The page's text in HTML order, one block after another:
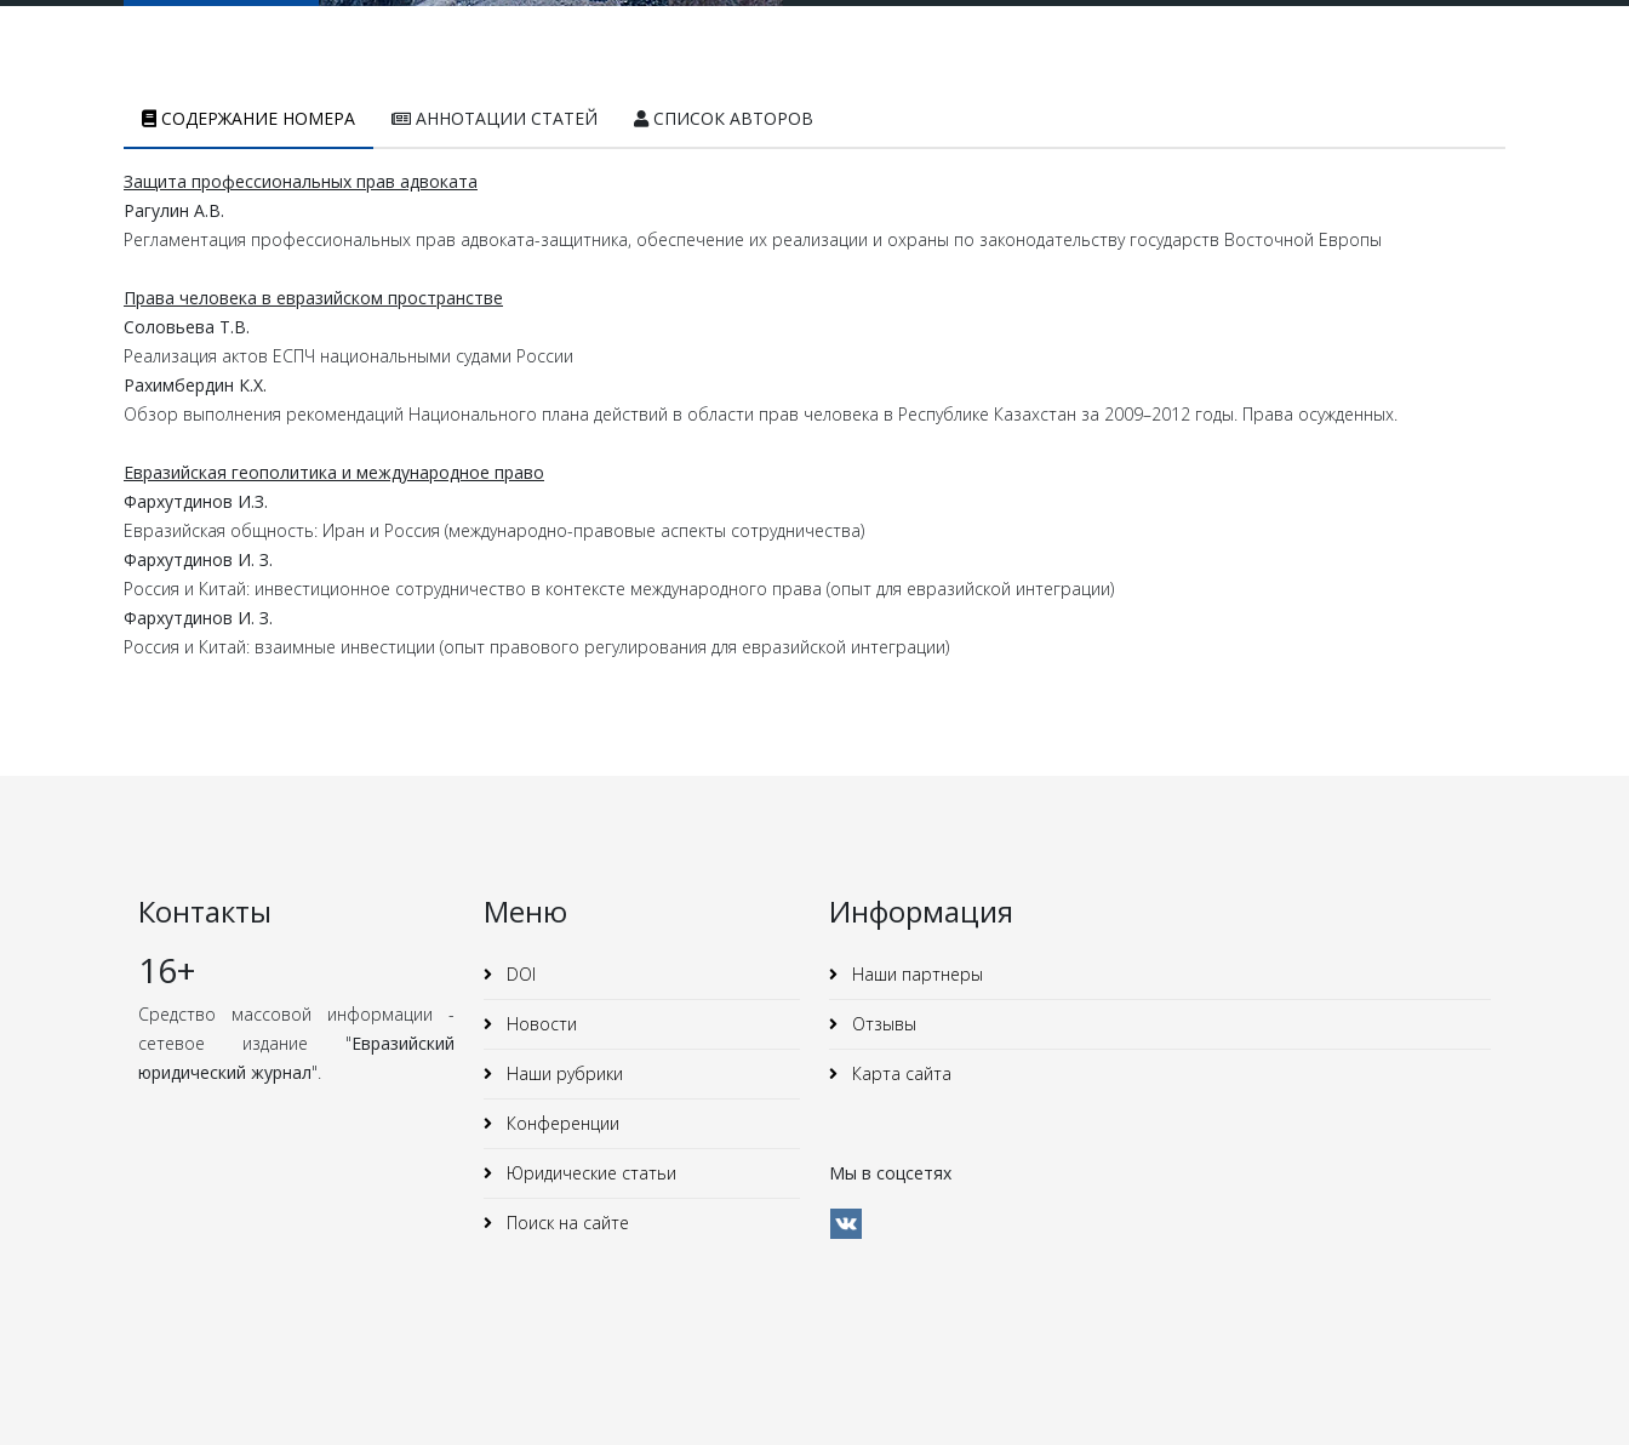
СОДЕРЖАНИЕ НОМЕРА АННОТАЦИИ СТАТЕЙ СПИСОК АВТОРОВ
Защита профессиональных прав адвоката
Рагулин А.В.
Регламентация профессиональных прав адвоката-защитника, обеспечение их реализации и охраны по законодательству государств Восточной Европы
Права человека в евразийском пространстве
Соловьева Т.В.
Реализация актов ЕСПЧ национальными судами России
Рахимбердин К.Х.
Обзор выполнения рекомендаций Национального плана действий в области прав человека в Республике Казахстан за 2009–2012 годы. Права осужденных.
Евразийская геополитика и международное право
Фархутдинов И.З.
Евразийская общность: Иран и Россия (международно-правовые аспекты сотрудничества)
Фархутдинов И. З.
Россия и Китай: инвестиционное сотрудничество в контексте международного права (опыт для евразийской интеграции)
Фархутдинов И. З.
Россия и Китай: взаимные инвестиции (опыт правового регулирования для евразийской интеграции)
Контакты
16+
Средство массовой информации -
сетевое издание "Евразийский
юридический журнал".
Меню
DOI
Новости
Наши рубрики
Конференции
Юридические статьи
Поиск на сайте
Информация
Наши партнеры
Отзывы
Карта сайта
Мы в соцсетях